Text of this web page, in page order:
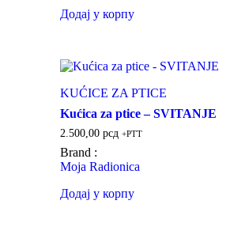
Додај у корпу
KUĆICE ZA PTICE
Kućica za ptice – SVITANJE
2.500,00 рсд +PTT
Brand :
Moja Radionica
Додај у корпу